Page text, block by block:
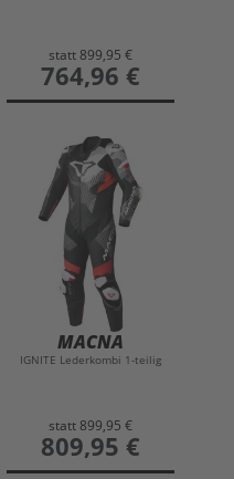
statt 899,95 €
preis
764,96 €
MACNA
IGNITE Lederkombi 1-teilig
statt 899,95 €
preis
809,95 €